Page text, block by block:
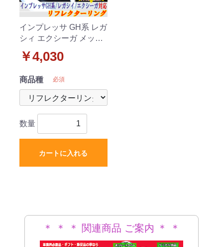
インプレッサ GH系 レガ
シィ エクシーガ メッキ
レスアップパーツ 社外
￥4,030
商品種 必須
数量
カートに入れる
＊ ＊ ＊ 関連商品 ご案内 ＊ ＊